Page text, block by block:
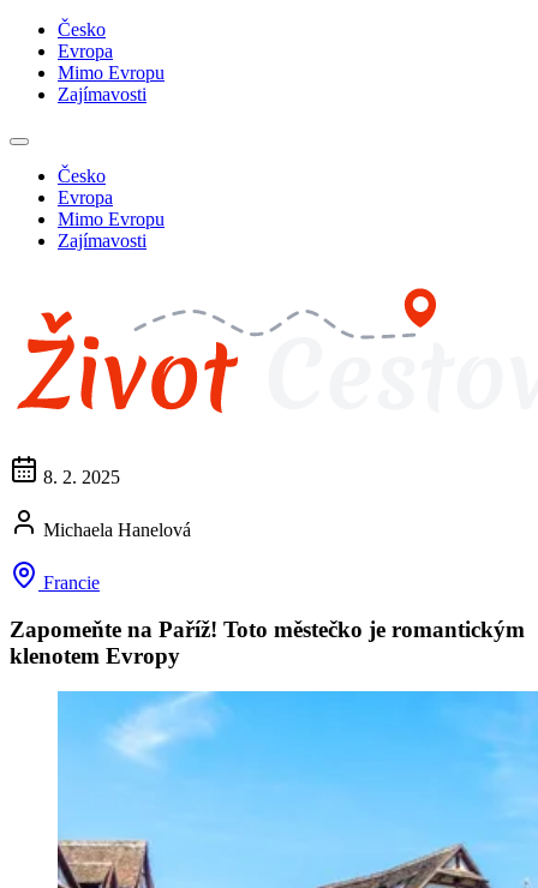
Česko
Evropa
Mimo Evropu
Zajímavosti
Česko
Evropa
Mimo Evropu
Zajímavosti
8. 2. 2025
Michaela Hanelová
Francie
Zapomeňte na Paříž! Toto městečko je romantickým
klenotem Evropy